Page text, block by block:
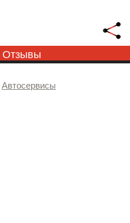
Отзывы
Автосервисы